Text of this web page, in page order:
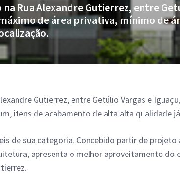
Rua Alexandre Gutierrez, entre
de área privativa, mínimo de
Gutierrez, entre Getúlio Vargas e
itens de acabamento de alta alta qualidade
de sua categoria. Concebido partir de
apresenta o melhor aproveitamento do